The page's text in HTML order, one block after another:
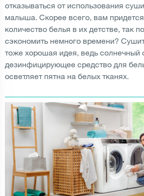
отказываться от использования
малыша. Скорее всего, вам
количество белья в их детстве, так
сэкономить немного времени?
тоже хорошая идея, ведь солнечный
дезинфицирующее средство для
осветляет пятна на белых тканях.